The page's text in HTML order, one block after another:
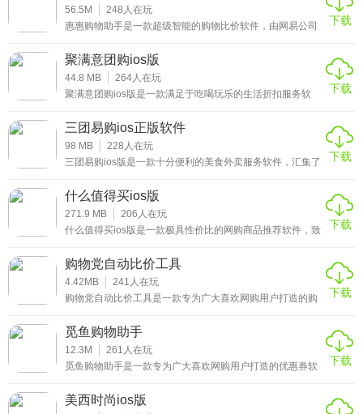
★惠惠购物助手推荐理由
1、电脑手机全打通，随时收藏随时买
目前电脑端收藏以及降价提醒功能已经和手机端打通了，随
时同步，收到降价提醒信息后可以随时下单，再也不用担心
错过心仪商品的促销信息了;
2、随时随地,不错过稍纵即逝的优惠
惠惠网是网易旗下导购网站,目前首页折扣信息每日更新上百
条,深受用户欢迎,折扣频道的用户回访高达60%。用户可以随
时随地看折扣,再也不用担心错过超值商品推荐了;
3、手机也能比价看走势
电脑端极具人气的惠惠购物助手的比价以及查看价格走势功
商品页面，还是通过搜索进入商品页面，都可以方便的查看
比价以及价格走势信息了，网购更放心。
56.5M 248 人在玩
惠惠购物助手是一款超级智能的购物比价软件，由网易公司
价信息，整合了各大购物平台的价格信息，自动对比其他优
质电商同款商品的价格，并提供商品价格，帮助你轻松抄
底，让你花少价钱买到优质的商品，感兴趣的小伙伴赶紧来
下载这款惠惠购物助手体验吧。
下载
聚满意团购ios版
44.8 MB 264人在玩
聚满意团购ios版是一款满足于吃喝玩乐的生活折扣服务软
息，让用户随时可以用这个软件跟随人才的脚步，探索整个
城市的美食。十分丰富的美食信息，各种超值折扣及各种优
惠活动应有尽有，让用户们随时以超低价享受到美味佳肴，
感兴趣的小伙伴赶紧来下载这款聚满意团购ios版软件体验
下载
三团易购ios正版软件
98 MB 228 人在玩
三团易购ios版是一款十分便利的美食外卖服务软件，汇集了
的美食外卖，也可以在这里选择团购服务，在家中即可轻松
购买各种商品，无论是生鲜蔬菜、美食外卖等应有尽有，让
你足不出户就可以吃到各种特色美食，而且还可以选择跑腿
服务哦，真的非常不错，感兴趣的小伙伴赶紧来下载这款三
下载
什么值得买ios版
271.9 MB 206 人在玩
什么值得买ios版是一款极具性价比的网购商品推荐软件，致
站，每天都会及时推送国内外优惠商品、促销活动、消费信
息，有效帮助广大网购爱好者的往上购物，用户还可以和数
十万朋友积极参与商品评论、商品清单和购物经验分享，感
兴趣的小伙伴赶紧来下载这款什么值得买ios版体验吧。
下载
购物党自动比价工具
4.42MB 241 人在玩
购物党自动比价工具是一款专为广大喜欢网购用户打造的购
宝、京东、苏宁，用户只需在线输入自己想要购买的商品进
行搜索，平台就会显示该商品在各个平台的价格信息，为你
提供最优惠的选择，让你的购物更省钱，低价就可以买到优
质商品，感兴趣的小伙伴赶紧来下载这款购物党自动比价工
下载
觅鱼购物助手
12.3M 261 人在玩
觅鱼购物助手是一款专为广大喜欢网购用户打造的优惠券软
单便，还可以随时保护您的网购安全，为您提供安全、轻
松、中立的购物体验。有了这个app，用户在网购时就可以
下载
美西时尚ios版